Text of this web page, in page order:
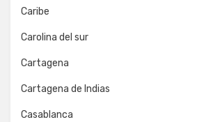
Caribe
Carolina del sur
Cartagena
Cartagena de Indias
Casablanca